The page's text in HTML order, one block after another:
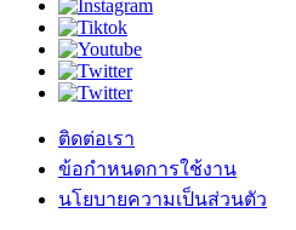
ติดต่อเรา
ข้อกำหนดการใช้งาน
นโยบายความเป็นส่วนตัว